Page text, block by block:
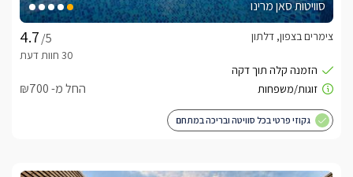
סוויטות סאן מרינו
/5
צימרים בצפון, דלתון
החל מ- ₪700
גקוזי פרטי בכל סוויטה ובריכה במתחם